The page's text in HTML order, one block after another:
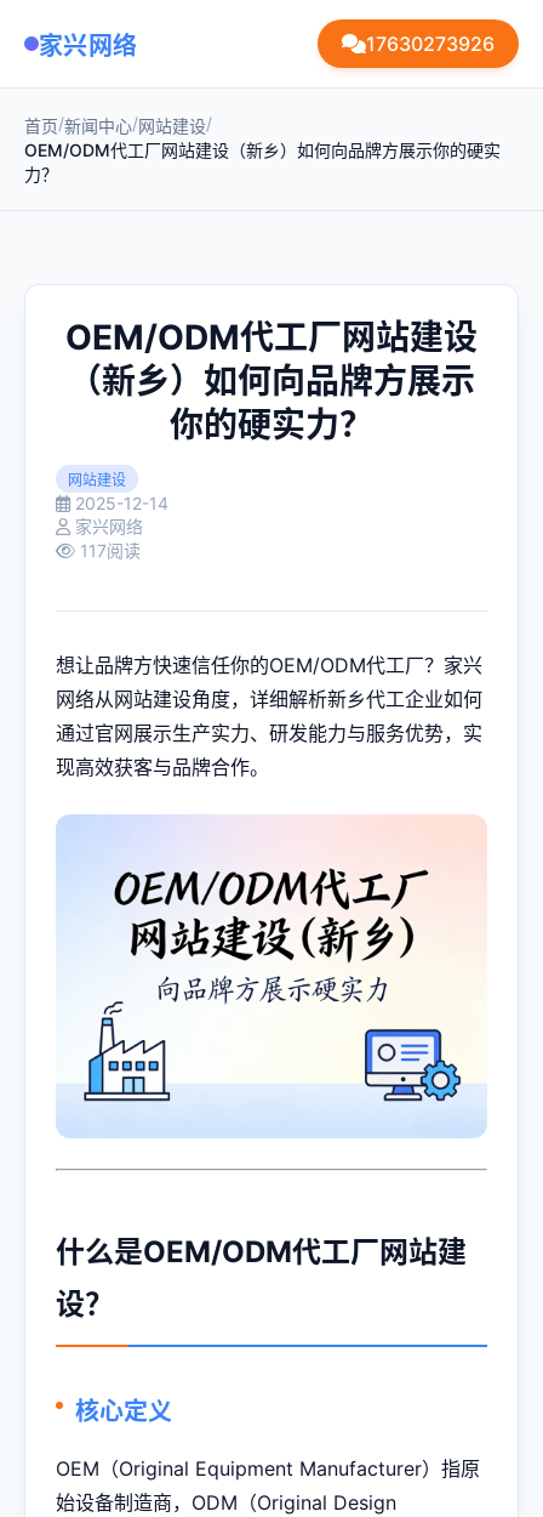
家兴网络 17630273926
首页/新闻中心/网站建设/
OEM/ODM代工厂网站建设（新乡）如何向品牌方展示你的硬实
力？
OEM/ODM代工厂网站建设
（新乡）如何向品牌方展示
你的硬实力？
网站建设
2025-12-14
家兴网络
117阅读
想让品牌方快速信任你的OEM/ODM代工厂？家兴
网络从网站建设角度，详细解析新乡代工企业如何
通过官网展示生产实力、研发能力与服务优势，实
现高效获客与品牌合作。
什么是OEM/ODM代工厂网站建
设？
核心定义
OEM（Original Equipment Manufacturer）指原
始设备制造商，ODM（Original Design